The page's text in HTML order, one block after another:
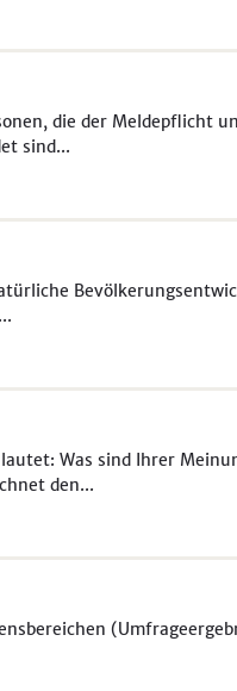
die der Meldepflicht
sind...
Was sind Ihrer
den...